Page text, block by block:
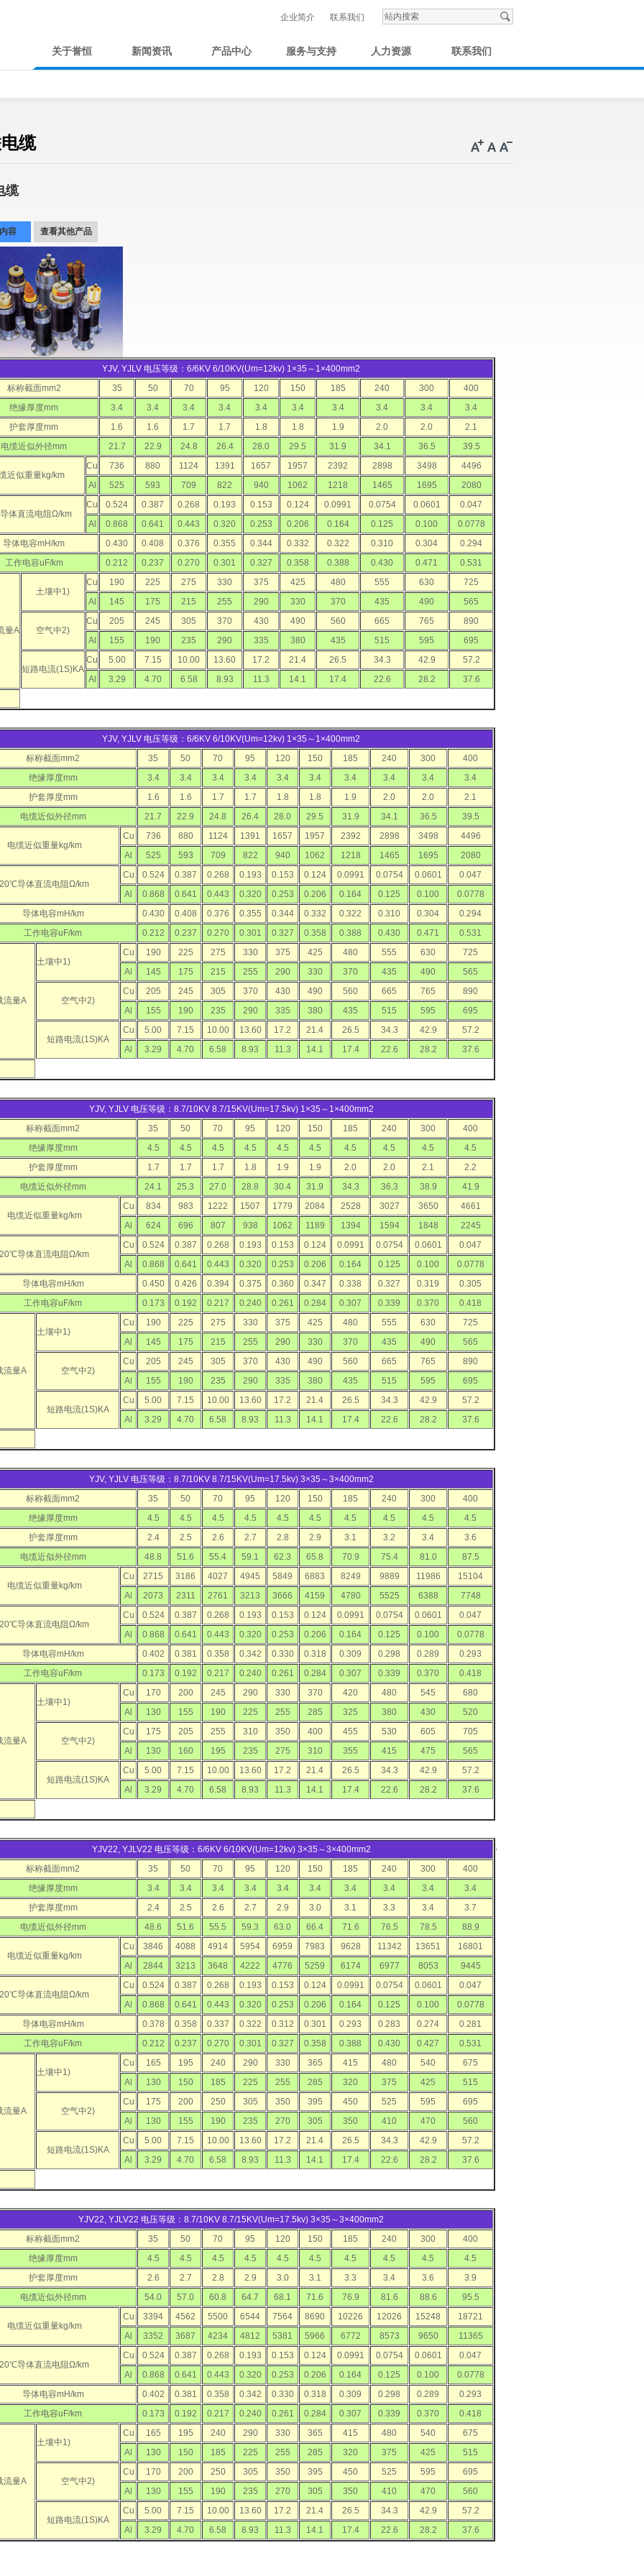
企业简介 联系我们
关于誉恒 新闻资讯 产品中心 服务与支持 人力资源 联系我们
缆
缆
容 查看其他产品
YJV, YJLV 电压等级：6/6KV 6/10KV(Um=12kv) 1×35～1×400mm2
标称截面mm2
35 50 70 95 120 150 185 240 300
400
绝缘厚度mm
3.4 3.4 3.4 3.4 3.4 3.4 3.4 3.4 3.4
3.4
护套厚度mm
1.6 1.6 1.7 1.7 1.8 1.8 1.9 2.0 2.0
2.1
电缆近似外径mm
21.7 22.9 24.8 26.4 28.0 29.5 31.9 34.1 36.5 39.5
近似重量kg/km
Cu 736 880 1124 1391 1657 1957 2392 2898 3498
4496
Al
525 593 709 822 940 1062 1218 1465 1695 2080
体直流电阻Ω/km
Cu 0.524 0.387 0.268 0.193 0.153 0.124 0.0991 0.0754 0.0601
0.047
Al
0.868 0.641 0.443 0.320 0.253 0.206 0.164 0.125 0.100
0.0778
导体电容mH/km
0.430 0.408 0.376 0.355 0.344 0.332 0.322 0.310 0.304
0.294
工作电容uF/km
0.212 0.237 0.270 0.301 0.327 0.358 0.388 0.430 0.471 0.531
量A
土壤中1)
Cu 190 225 275 330 375 425 480 555 630
725
Al
145 175 215 255 290 330 370 435 490 565
空气中2)
Cu 205 245 305 370 430 490 560 665 765
890
Al
155 190 235 290 335 380 435 515 595 695
短路电流(1S)KA
Cu 5.00 7.15 10.00 13.60 17.2 21.4 26.5 34.3 42.9
57.2
Al
3.29 4.70 6.58 8.93 11.3 14.1 17.4 22.6 28.2 37.6
YJV, YJLV 电压等级：6/6KV 6/10KV(Um=12kv) 1×35～1×400mm2
标称截面mm2
35 50 70 95 120 150 185 240 300
400
绝缘厚度mm
3.4 3.4 3.4 3.4 3.4 3.4 3.4 3.4 3.4
3.4
护套厚度mm
1.6 1.6 1.7 1.7 1.8 1.8 1.9 2.0 2.0
2.1
电缆近似外径mm
21.7 22.9 24.8 26.4 28.0 29.5 31.9 34.1 36.5 39.5
电缆近似重量kg/km
Cu 736 880 1124 1391 1657 1957 2392 2898 3498
4496
Al
525 593 709 822 940 1062 1218 1465 1695 2080
20℃导体直流电阻Ω/km
Cu 0.524 0.387 0.268 0.193 0.153 0.124 0.0991 0.0754 0.0601
0.047
Al
0.868 0.641 0.443 0.320 0.253 0.206 0.164 0.125 0.100
0.0778
导体电容mH/km
0.430 0.408 0.376 0.355 0.344 0.332 0.322 0.310 0.304
0.294
工作电容uF/km
0.212 0.237 0.270 0.301 0.327 0.358 0.388 0.430 0.471 0.531
流量A
土壤中1)
Cu 190 225 275 330 375 425 480 555 630
725
Al
145 175 215 255 290 330 370 435 490 565
空气中2)
Cu 205 245 305 370 430 490 560 665 765
890
Al
155 190 235 290 335 380 435 515 595 695
短路电流(1S)KA
Cu 5.00 7.15 10.00 13.60 17.2 21.4 26.5 34.3 42.9
57.2
Al
3.29 4.70 6.58 8.93 11.3 14.1 17.4 22.6 28.2 37.6
YJV, YJLV 电压等级：8.7/10KV 8.7/15KV(Um=17.5kv) 1×35～1×400mm2
标称截面mm2
35 50 70 95 120 150 185 240 300
400
绝缘厚度mm
4.5 4.5 4.5 4.5 4.5 4.5 4.5 4.5 4.5
4.5
护套厚度mm
1.7 1.7 1.7 1.8 1.9 1.9 2.0 2.0 2.1
2.2
电缆近似外径mm
24.1 25.3 27.0 28.8 30.4 31.9 34.3 36.3 38.9 41.9
电缆近似重量kg/km
Cu 834 983 1222 1507 1779 2084 2528 3027 3650
4661
Al
624 696 807 938 1062 1189 1394 1594 1848 2245
20℃导体直流电阻Ω/km
Cu 0.524 0.387 0.268 0.193 0.153 0.124 0.0991 0.0754 0.0601
0.047
Al
0.868 0.641 0.443 0.320 0.253 0.206 0.164 0.125 0.100
0.0778
导体电容mH/km
0.450 0.426 0.394 0.375 0.360 0.347 0.338 0.327 0.319
0.305
工作电容uF/km
0.173 0.192 0.217 0.240 0.261 0.284 0.307 0.339 0.370 0.418
流量A
土壤中1)
Cu 190 225 275 330 375 425 480 555 630
725
Al
145 175 215 255 290 330 370 435 490 565
空气中2)
Cu 205 245 305 370 430 490 560 665 765
890
Al
155 190 235 290 335 380 435 515 595 695
短路电流(1S)KA
Cu 5.00 7.15 10.00 13.60 17.2 21.4 26.5 34.3 42.9
57.2
Al
3.29 4.70 6.58 8.93 11.3 14.1 17.4 22.6 28.2 37.6
YJV, YJLV 电压等级：8.7/10KV 8.7/15KV(Um=17.5kv) 3×35～3×400mm2
标称截面mm2
35 50 70 95 120 150 185 240 300
400
绝缘厚度mm
4.5 4.5 4.5 4.5 4.5 4.5 4.5 4.5 4.5
4.5
护套厚度mm
2.4 2.5 2.6 2.7 2.8 2.9 3.1 3.2 3.4
3.6
电缆近似外径mm
48.8 51.6 55.4 59.1 62.3 65.8 70.9 75.4 81.0 87.5
电缆近似重量kg/km
Cu 2715 3186 4027 4945 5849 6883 8249 9889 11986
15104
Al
2073 2311 2761 3213 3666 4159 4780 5525 6388 7748
20℃导体直流电阻Ω/km
Cu 0.524 0.387 0.268 0.193 0.153 0.124 0.0991 0.0754 0.0601
0.047
Al
0.868 0.641 0.443 0.320 0.253 0.206 0.164 0.125 0.100
0.0778
导体电容mH/km
0.402 0.381 0.358 0.342 0.330 0.318 0.309 0.298 0.289
0.293
工作电容uF/km
0.173 0.192 0.217 0.240 0.261 0.284 0.307 0.339 0.370 0.418
流量A
土壤中1)
Cu 170 200 245 290 330 370 420 480 545
680
Al
130 155 190 225 255 285 325 380 430 520
空气中2)
Cu 175 205 255 310 350 400 455 530 605
705
Al
130 160 195 235 275 310 355 415 475 565
短路电流(1S)KA
Cu 5.00 7.15 10.00 13.60 17.2 21.4 26.5 34.3 42.9
57.2
Al
3.29 4.70 6.58 8.93 11.3 14.1 17.4 22.6 28.2 37.6
,
YJV22, YJLV22 电压等级：6/6KV 6/10KV(Um=12kv) 3×35～3×400mm2
标称截面mm2
35 50 70 95 120 150 185 240 300
400
绝缘厚度mm
3.4 3.4 3.4 3.4 3.4 3.4 3.4 3.4 3.4
3.4
护套厚度mm
2.4 2.5 2.6 2.7 2.9 3.0 3.1 3.3 3.4
3.7
电缆近似外径mm
48.6 51.6 55.5 59.3 63.0 66.4 71.6 76.5 78.5 88.9
电缆近似重量kg/km
Cu 3846 4088 4914 5954 6959 7983 9628 11342 13651
16801
Al
2844 3213 3648 4222 4776 5259 6174 6977 8053 9445
20℃导体直流电阻Ω/km
Cu 0.524 0.387 0.268 0.193 0.153 0.124 0.0991 0.0754 0.0601
0.047
Al
0.868 0.641 0.443 0.320 0.253 0.206 0.164 0.125 0.100
0.0778
导体电容mH/km
0.378 0.358 0.337 0.322 0.312 0.301 0.293 0.283 0.274
0.281
工作电容uF/km
0.212 0.237 0.270 0.301 0.327 0.358 0.388 0.430 0.427 0.531
流量A
土壤中1)
Cu 165 195 240 290 330 365 415 480 540
675
Al
130 150 185 225 255 285 320 375 425 515
空气中2)
Cu 175 200 250 305 350 395 450 525 595
695
Al
130 155 190 235 270 305 350 410 470 560
短路电流(1S)KA
Cu 5.00 7.15 10.00 13.60 17.2 21.4 26.5 34.3 42.9
57.2
Al
3.29 4.70 6.58 8.93 11.3 14.1 17.4 22.6 28.2 37.6
YJV22, YJLV22 电压等级：8.7/10KV 8.7/15KV(Um=17.5kv) 3×35～3×400mm2
标称截面mm2
35 50 70 95 120 150 185 240 300
400
绝缘厚度mm
4.5 4.5 4.5 4.5 4.5 4.5 4.5 4.5 4.5
4.5
护套厚度mm
2.6 2.7 2.8 2.9 3.0 3.1 3.3 3.4 3.6
3.9
电缆近似外径mm
54.0 57.0 60.8 64.7 68.1 71.6 76.9 81.6 88.6 95.5
电缆近似重量kg/km
Cu 3394 4562 5500 6544 7564 8690 10226 12026 15248
18721
Al
3352 3687 4234 4812 5381 5966 6772 8573 9650 11365
20℃导体直流电阻Ω/km
Cu 0.524 0.387 0.268 0.193 0.153 0.124 0.0991 0.0754 0.0601
0.047
Al
0.868 0.641 0.443 0.320 0.253 0.206 0.164 0.125 0.100
0.0778
导体电容mH/km
0.402 0.381 0.358 0.342 0.330 0.318 0.309 0.298 0.289
0.293
工作电容uF/km
0.173 0.192 0.217 0.240 0.261 0.284 0.307 0.339 0.370 0.418
流量A
土壤中1)
Cu 165 195 240 290 330 365 415 480 540
675
Al
130 150 185 225 255 285 320 375 425 515
空气中2)
Cu 170 200 250 305 350 395 450 525 595
695
Al
130 155 190 235 270 305 350 410 470 560
短路电流(1S)KA
Cu 5.00 7.15 10.00 13.60 17.2 21.4 26.5 34.3 42.9
57.2
Al
3.29 4.70 6.58 8.93 11.3 14.1 17.4 22.6 28.2 37.6